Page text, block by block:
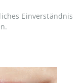
Einverständnis